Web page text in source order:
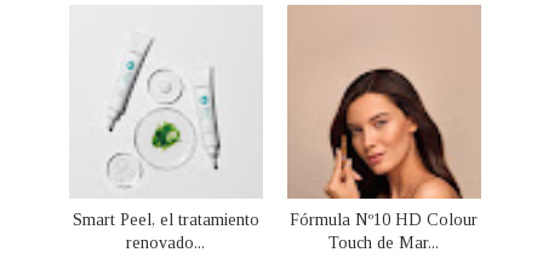
Smart Peel, el tratamiento
renovado...
Fórmula Nº10 HD Colour
Touch de Mar...